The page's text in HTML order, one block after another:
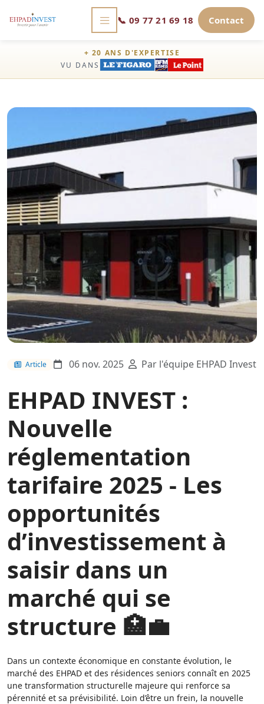
📞 09 77 21 69 18 Contact
+ 20 ANS D'EXPERTISE
VU DANS
Article 06 nov. 2025 Par l'équipe EHPAD Invest
EHPAD INVEST :
Nouvelle
réglementation
tarifaire 2025 - Les
opportunités
d’investissement à
saisir dans un
marché qui se
structure 🏥💼
Dans un contexte économique en constante évolution, le
marché des EHPAD et des résidences seniors connaît en 2025
une transformation structurelle majeure qui renforce sa
pérennité et sa prévisibilité. Loin d’être un frein, la nouvelle